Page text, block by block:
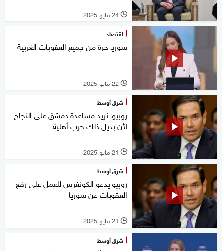
l 24 مايو 2025
اقتصاد
سوريا حرة من جميع العقوبات الغربية
l 22 مايو 2025
شرق أوسط
روبيو: نريد مساعدة دمشق على النجاح
لأن بديل ذلك حرب أهلية
l 21 مايو 2025
شرق أوسط
روبيو يدعو الكونغرس للعمل على رفع
العقوبات عن سوريا
l 21 مايو 2025
شرق أوسط